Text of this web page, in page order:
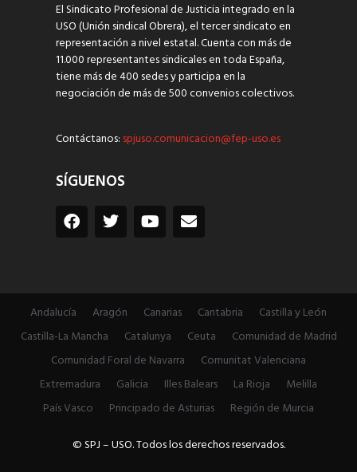
El Sindicato Profesional de Justicia integrado en la
USO (Unión sindical Obrera), el tercer sindicato en
representación a nivel estatal. Cuenta con más de
11.000 representantes sindicales en toda España,
tiene más de 400 sedes y participa en la
negociación de más de 500 convenios colectivos.
Contáctanos: spjuso.comunicacion@fep-uso.es
SÍGUENOS
Andalucía Aragón Canarias Cantabria
Castilla y León
Castilla-La Mancha
Catalunya Ceuta
Comunidad de Madrid
Comunidad Foral de Navarra
Comunitat Valenciana
Extremadura
Galicia Illes Balears La Rioja
Melilla
País Vasco
Principado de Asturias
Región de Murcia
© SPJ – USO. Todos los derechos reservados.